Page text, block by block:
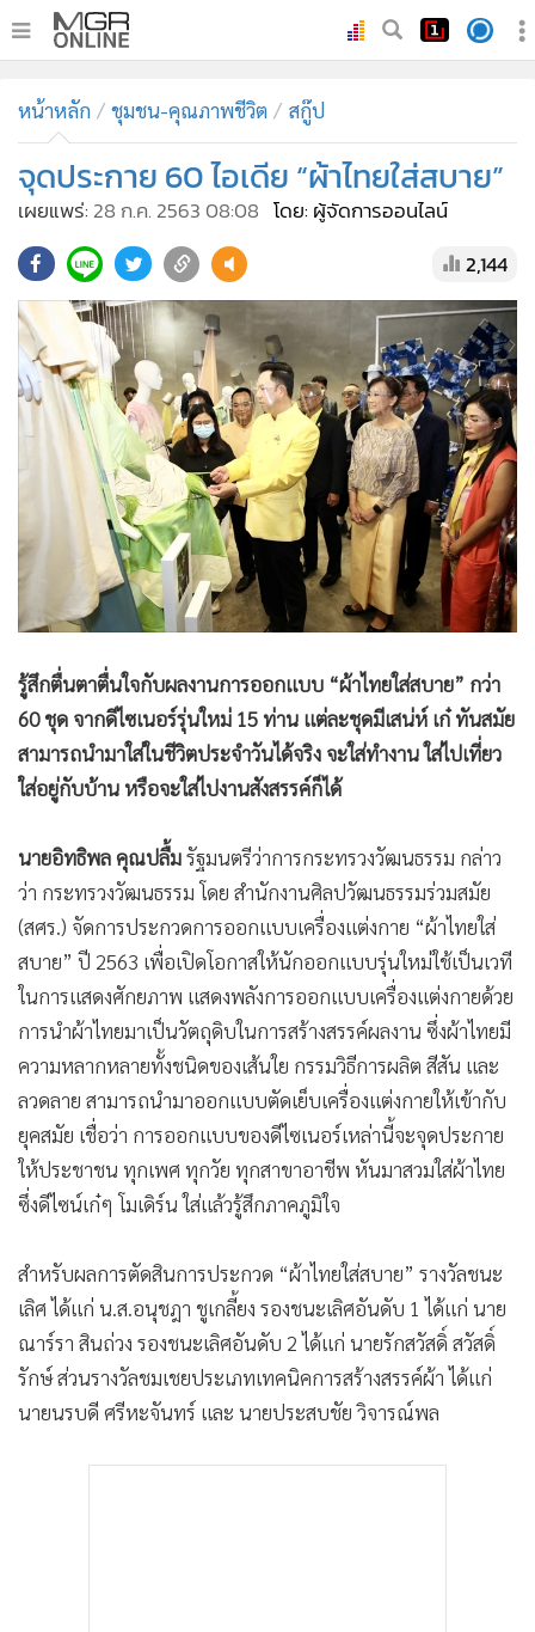
ทันเหตุการณ์
• ภาคใต้
• ภูมิภาค
• บันเทิง
•
ผู้จัดการรายวัน
• คอลัมนิสต์
• ละคร
•
CbizReview
Cyber BIZ
ผู้จัดกวน
• Good health & Well-being
•
Green Innovation & SD
•
Management & HR
• Infographic
• การเมือง
• ท่องเที่ยว
• กีฬา
• Special Scoop
• เศรษฐกิจ-ธุรกิจ
• จีน
•
ชุมชน-คุณภาพชีวิต
อาชญากรรม
• เกม
• วิทยาศาสตร์
• SMEs
• หุ้น
• กองทุนรวม
• Celeb Online
• Factcheck
• ญี่ปุ่น
• News1
Gotomanager
หน้าหลัก ชุมชน-คุณภาพชีวิต สกู๊ป
จุดประกาย 60 ไอเดีย “ผ้าไทยใส่สบาย”
เผยแพร่: 28 ก.ค. 2563 08:08 โดย: ผู้จัดการออนไลน์
2,144
รู้สึกตื่นตาตื่นใจกับผลงานการออกแบบ “ผ้าไทยใส่สบาย” กว่า
60 ชุด จากดีไซเนอร์รุ่นใหม่ 15 ท่าน แต่ละชุดมีเสน่ห์ เก๋ ทันสมัย
สามารถนำมาใส่ในชีวิตประจำวันได้จริง จะใส่ทำงาน ใส่ไปเที่ยว
ใส่อยู่กับบ้าน หรือจะใส่ไปงานสังสรรค์ก็ได้
นายอิทธิพล คุณปลื้มรัฐมนตรีว่าการกระทรวงวัฒนธรรม กล่าว
ว่า กระทรวงวัฒนธรรม โดย สำนักงานศิลปวัฒนธรรมร่วมสมัย
(สศร.) จัดการประกวดการออกแบบเครื่องแต่งกาย “ผ้าไทยใส่
สบาย” ปี 2563 เพื่อเปิดโอกาสให้นักออกแบบรุ่นใหม่ใช้เป็นเวที
ในการแสดงศักยภาพ แสดงพลังการออกแบบเครื่องแต่งกายด้วย
การนำผ้าไทยมาเป็นวัตถุดิบในการสร้างสรรค์ผลงาน ซึ่งผ้าไทยมี
ความหลากหลายทั้งชนิดของเส้นใย กรรมวิธีการผลิต สีสัน และ
ลวดลาย สามารถนำมาออกแบบตัดเย็บเครื่องแต่งกายให้เข้ากับ
ยุคสมัย เชื่อว่า การออกแบบของดีไซเนอร์เหล่านี้จะจุดประกาย
ให้ประชาชน ทุกเพศ ทุกวัย ทุกสาขาอาชีพ หันมาสวมใส่ผ้าไทย
ซึ่งดีไซน์เก๋ๆ โมเดิร์น ใส่แล้วรู้สึกภาคภูมิใจ
สำหรับผลการตัดสินการประกวด “ผ้าไทยใส่สบาย” รางวัลชนะ
เลิศ ได้แก่ น.ส.อนุชฎา ชูเกลี้ยง รองชนะเลิศอันดับ 1 ได้แก่ นาย
ณาร์รา สินถ่วง รองชนะเลิศอันดับ 2 ได้แก่ นายรักสวัสดิ์ สวัสดิ์
รักษ์ ส่วนรางวัลชมเชยประเภทเทคนิคการสร้างสรรค์ผ้า ได้แก่
นายนรบดี ศรีหะจันทร์ และ นายประสบชัย วิจารณ์พล